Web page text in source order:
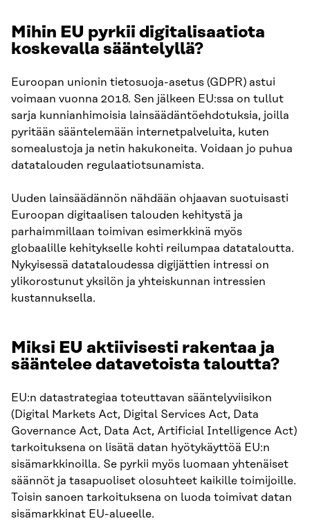
Mihin EU pyrkii digitalisaatiota
koskevalla sääntelyllä?
Euroopan unionin tietosuoja-asetus (GDPR) astui
voimaan vuonna 2018. Sen jälkeen EU:ssa on tullut
sarja kunnianhimoisia lainsäädäntöehdotuksia, joilla
pyritään sääntelemään internetpalveluita, kuten
somealustoja ja netin hakukoneita. Voidaan jo puhua
datatalouden regulaatiotsunamista.
Uuden lainsäädännön nähdään ohjaavan suotuisasti
Euroopan digitaalisen talouden kehitystä ja
parhaimmillaan toimivan esimerkkinä myös
globaalille kehitykselle kohti reilumpaa datataloutta.
Nykyisessä datataloudessa digijättien intressi on
ylikorostunut yksilön ja yhteiskunnan intressien
kustannuksella.
Miksi EU aktiivisesti rakentaa ja
sääntelee datavetoista taloutta?
EU:n datastrategiaa toteuttavan sääntelyviisikon
(Digital Markets Act, Digital Services Act, Data
Governance Act, Data Act, Artificial Intelligence Act)
tarkoituksena on lisätä datan hyötykäyttöä EU:n
sisämarkkinoilla. Se pyrkii myös luomaan yhtenäiset
säännöt ja tasapuoliset olosuhteet kaikille toimijoille.
Toisin sanoen tarkoituksena on luoda toimivat datan
sisämarkkinat EU-alueelle.